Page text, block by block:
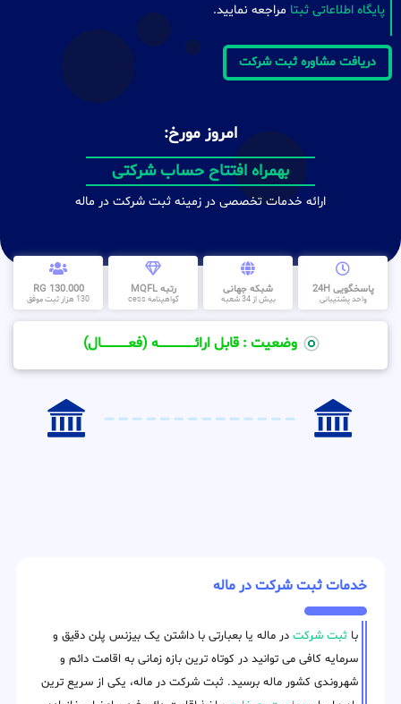
پایگاه اطلاعاتی ثبتا مراجعه نمایید.
دریافت مشاوره ثبت شرکت
امروز مورخ:
بهمراه افتتاح حساب شرکتی
ارائه خدمات تخصصی در زمینه ثبت شرکت در ماله
پاسخگویی 24H
واحد پشتیبانی
شبکه جهانی
بیش از 34 شعبه
رتبه MQFL
گواهینامه cess
130.000 RG
130 هزار ثبت موفق
وضعیت : قابل ارائــــــــــــــــــــه (فعـــــــــــــــال)
خدمات ثبت شرکت در ماله
با ثبت شرکت در ماله یا بعبارتی با داشتن یک بیزنس پلن دقیق و
سرمایه کافی می توانید در کوتاه ترین بازه زمانی به اقامت دائم و
شهروندی کشور ماله برسید. ثبت شرکت در ماله، یکی از سریع ترین